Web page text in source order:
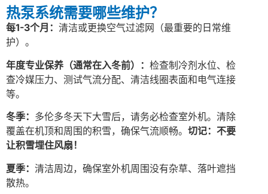
热泵系统需要哪些维护？
每1-3个月： 清洁或更换空气过滤网（最重要的日常维
护）。
年度专业保养（通常在入冬前）： 检查制冷剂水位、检
查冷媒压力、测试气流分配、清洁线圈表面和电气连接
等。
冬季： 多伦多冬天下大雪后，请务必检查室外机。清除
覆盖在机顶和周围的积雪，确保气流顺畅。 切记：不要
让积雪埋住风扇！
夏季： 清洁周边，确保室外机周围没有杂草、落叶遮挡
散热。